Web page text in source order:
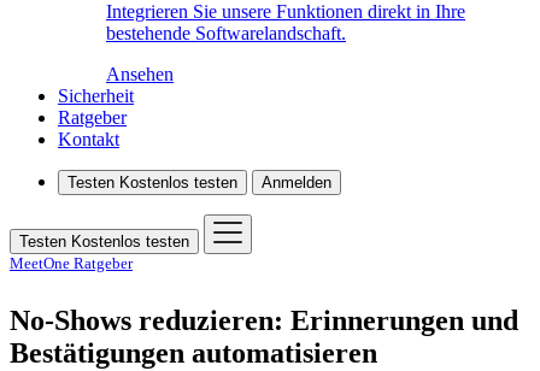
Integrieren Sie unsere Funktionen direkt in Ihre
bestehende Softwarelandschaft.
Ansehen
Sicherheit
Ratgeber
Kontakt
Testen Kostenlos testen Anmelden
Testen Kostenlos testen
MeetOne Ratgeber
No-Shows reduzieren: Erinnerungen und
Bestätigungen automatisieren